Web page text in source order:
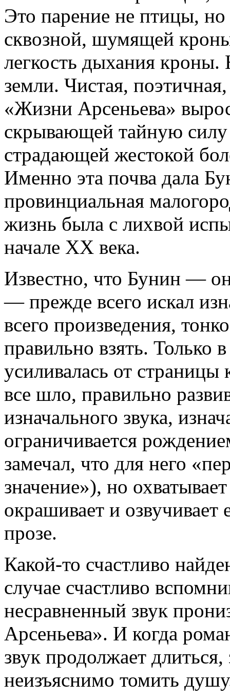
Это парение не птицы,
сквозной, шумящей
легкость дыхания кроны.
земли. Чистая,
«Жизни Арсеньева»
скрывающей тайную силу
страдающей жестокой
Именно эта почва дала
провинциальная
жизнь была с лихвой
начале XX века.
Известно, что Бунин —
— прежде всего искал
всего произведения,
правильно взять. Только
усиливалась от страницы
все шло, правильно
изначального звука,
ограничивается
замечал, что для него
значение»), но
окрашивает и озвучивает
прозе.
Какой-то счастливо
случае счастливо
несравненный звук
Арсеньева». И когда
звук продолжает длиться,
неизъяснимо томить